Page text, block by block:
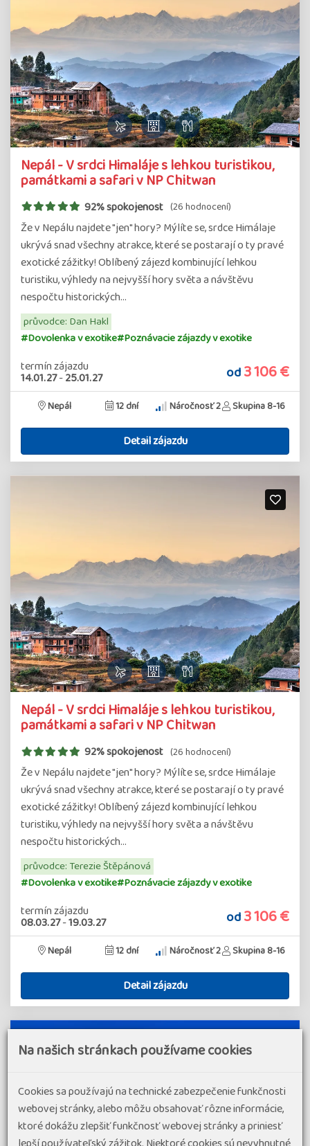
Nepál - V srdci Himaláje s lehkou turistikou,
památkami a safari v NP Chitwan
92% spokojenost (26 hodnocení)
Že v Nepálu najdete "jen" hory? Mýlíte se, srdce Himálaje
ukrývá snad všechny atrakce, které se postarají o ty pravé
exotické zážitky! Oblíbený zájezd kombinující lehkou
turistiku, výhledy na nejvyšší hory světa a návštěvu
nespočtu historických…
průvodce: Dan Hakl
#Dovolenka v exotike#Poznávacie zájazdy v exotike
termín zájazdu
14.01.27-25.01.27 od3 106 €
Nepál 12 dní Náročnosť 2 Skupina 8-16
Detail zájazdu
Nepál - V srdci Himaláje s lehkou turistikou,
památkami a safari v NP Chitwan
92% spokojenost (26 hodnocení)
Že v Nepálu najdete "jen" hory? Mýlíte se, srdce Himálaje
ukrývá snad všechny atrakce, které se postarají o ty pravé
exotické zážitky! Oblíbený zájezd kombinující lehkou
turistiku, výhledy na nejvyšší hory světa a návštěvu
nespočtu historických…
průvodce: Terezie Štěpánová
#Dovolenka v exotike#Poznávacie zájazdy v exotike
termín zájazdu
08.03.27-19.03.27 od3 106 €
Nepál 12 dní Náročnosť 2 Skupina 8-16
Detail zájazdu
Na našich stránkach používame cookies
Cookies sa používajú na technické zabezpečenie funkčnosti
webovej stránky, alebo môžu obsahovať rôzne informácie,
ktoré dokážu zlepšiť funkčnosť webovej stránky a priniesť